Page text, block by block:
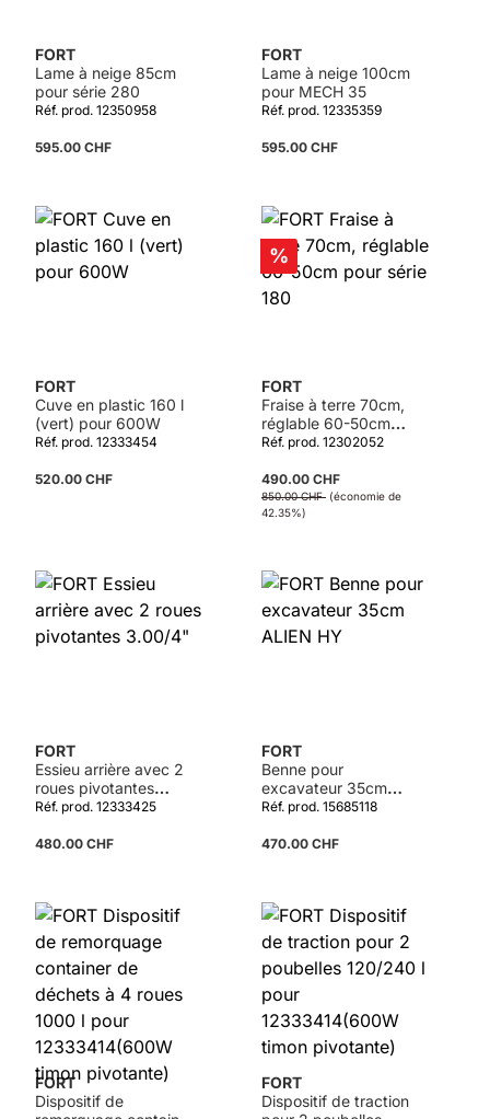
FORT
Lame à neige 85cm
pour série 280
Réf. prod. 12350958
595.00 CHF
FORT
Lame à neige 100cm
pour MECH 35
Réf. prod. 12335359
595.00 CHF
FORT
Cuve en plastic 160 l
(vert) pour 600W
Réf. prod. 12333454
520.00 CHF
Réduction
%
FORT
Fraise à terre 70cm,
réglable 60-50cm
pour série 180
Réf. prod. 12302052
490.00 CHF
850.00 CHF (économie de
42.35%)
FORT
Essieu arrière avec 2
roues pivotantes
3.00/4"
Réf. prod. 12333425
480.00 CHF
FORT
Benne pour
excavateur 35cm
ALIEN HY
Réf. prod. 15685118
470.00 CHF
FORT
Dispositif de
FORT
Dispositif de traction